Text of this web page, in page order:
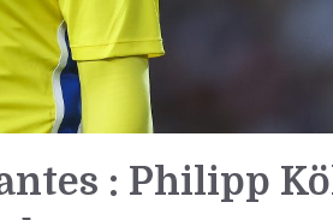
: Philipp